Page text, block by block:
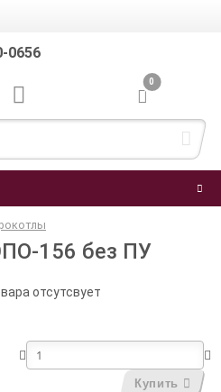
0656
0
156 без ПУ
Купить